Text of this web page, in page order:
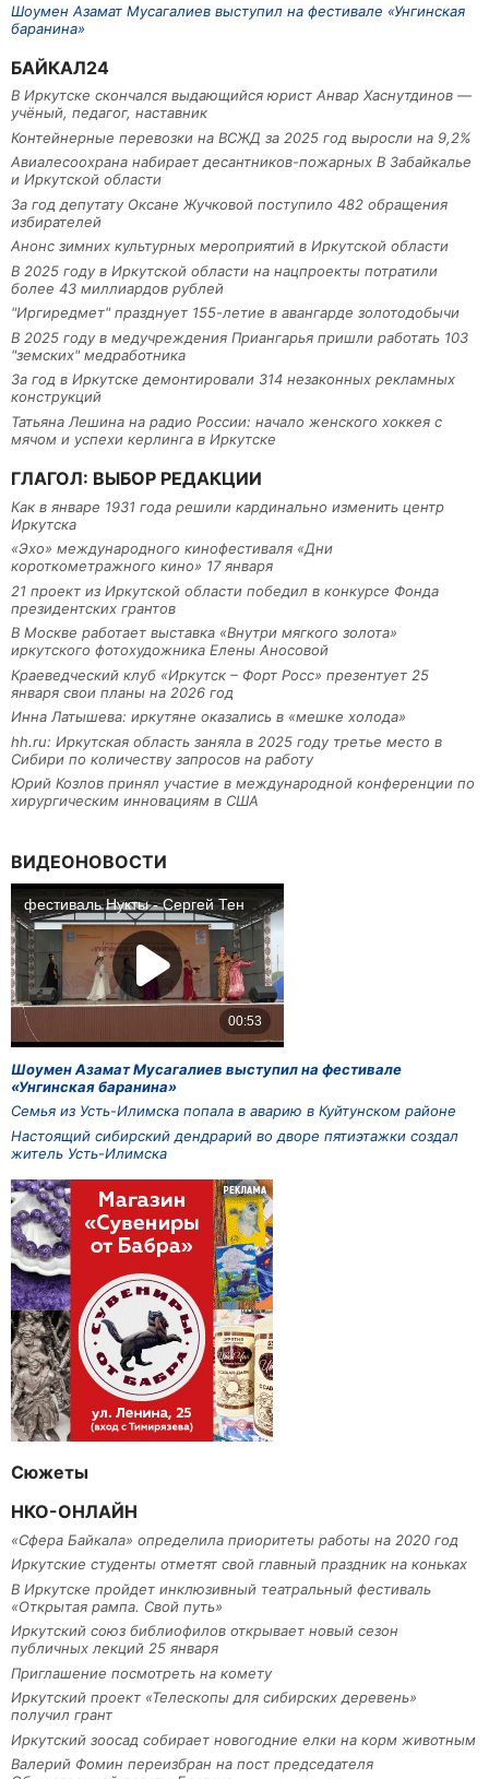
Шоумен Азамат Мусагалиев выступил на фестивале «Унгинская
баранина»
БАЙКАЛ24
В Иркутске скончался выдающийся юрист Анвар Хаснутдинов —
учёный, педагог, наставник
Контейнерные перевозки на ВСЖД за 2025 год выросли на 9,2%
Авиалесоохрана набирает десантников-пожарных В Забайкалье
и Иркутской области
За год депутату Оксане Жучковой поступило 482 обращения
избирателей
Анонс зимних культурных мероприятий в Иркутской области
В 2025 году в Иркутской области на нацпроекты потратили
более 43 миллиардов рублей
"Иргиредмет" празднует 155-летие в авангарде золотодобычи
В 2025 году в медучреждения Приангарья пришли работать 103
"земских" медработника
За год в Иркутске демонтировали 314 незаконных рекламных
конструкций
Татьяна Лешина на радио России: начало женского хоккея с
мячом и успехи керлинга в Иркутске
ГЛАГОЛ: ВЫБОР РЕДАКЦИИ
Как в январе 1931 года решили кардинально изменить центр
Иркутска
«Эхо» международного кинофестиваля «Дни
короткометражного кино» 17 января
21 проект из Иркутской области победил в конкурсе Фонда
президентских грантов
В Москве работает выставка «Внутри мягкого золота»
иркутского фотохудожника Елены Аносовой
Краеведческий клуб «Иркутск – Форт Росс» презентует 25
января свои планы на 2026 год
Инна Латышева: иркутяне оказались в «мешке холода»
hh.ru: Иркутская область заняла в 2025 году третье место в
Сибири по количеству запросов на работу
Юрий Козлов принял участие в международной конференции по
хирургическим инновациям в США
ВИДЕОНОВОСТИ
Шоумен Азамат Мусагалиев выступил на фестивале
«Унгинская баранина»
Семья из Усть-Илимска попала в аварию в Куйтунском районе
Настоящий сибирский дендрарий во дворе пятиэтажки создал
житель Усть-Илимска
Сюжеты
НКО-ОНЛАЙН
«Сфера Байкала» определила приоритеты работы на 2020 год
Иркутские студенты отметят свой главный праздник на коньках
В Иркутске пройдет инклюзивный театральный фестиваль
«Открытая рампа. Свой путь»
Иркутский союз библиофилов открывает новый сезон
публичных лекций 25 января
Приглашение посмотреть на комету
Иркутский проект «Телескопы для сибирских деревень»
получил грант
Иркутский зоосад собирает новогодние елки на корм животным
Валерий Фомин переизбран на пост председателя